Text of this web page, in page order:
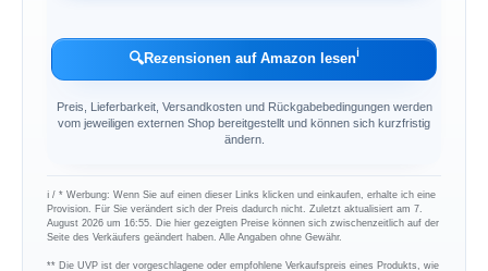
🔍Rezensionen auf Amazon lesenℹ︎
Preis, Lieferbarkeit, Versandkosten und Rückgabebedingungen werden
vom jeweiligen externen Shop bereitgestellt und können sich kurzfristig
ändern.
ℹ︎ / * Werbung: Wenn Sie auf einen dieser Links klicken und einkaufen, erhalte ich eine
Provision. Für Sie verändert sich der Preis dadurch nicht. Zuletzt aktualisiert am 7.
August 2026 um 16:55. Die hier gezeigten Preise können sich zwischenzeitlich auf der
Seite des Verkäufers geändert haben. Alle Angaben ohne Gewähr.
** Die UVP ist der vorgeschlagene oder empfohlene Verkaufspreis eines Produkts, wie